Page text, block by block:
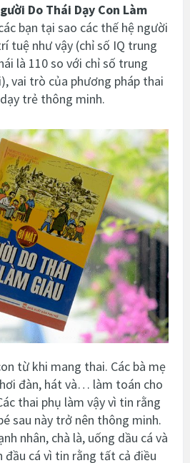
Do Thái Dạy Con Làm
bạn tại sao các thế hệ người
tuệ như vậy (chỉ số IQ trung
là 110 so với chỉ số trung
vai trò của phương pháp thai
trẻ thông minh.
từ khi mang thai. Các bà mẹ
đàn, hát và… làm toán cho
thai phụ làm vậy vì tin rằng
sau này trở nên thông minh.
nhân, chà là, uống dầu cá và
đầu cá vì tin rằng tất cả điều